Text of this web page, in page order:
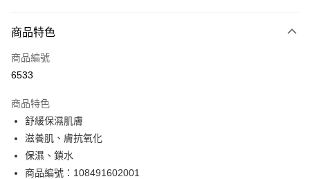
信用卡
Apple Pay
PayMe
WeChat Pay
BoC Pay
商品特色
商品編號
6533
商品特色
舒緩保濕肌膚
滋養肌、膚抗氧化
保濕、鎖水
商品編號：108491602001